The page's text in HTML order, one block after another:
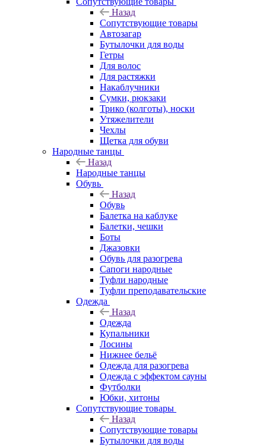
Назад
Сопутствующие товары
Автозагар
Бутылочки для воды
Гетры
Для волос
Для растяжки
Накаблучники
Сумки, рюкзаки
Трико (колготы), носки
Утяжелители
Чехлы
Щетка для обуви
Народные танцы
Назад
Народные танцы
Обувь
Назад
Обувь
Балетка на каблуке
Балетки, чешки
Боты
Джазовки
Обувь для разогрева
Сапоги народные
Туфли народные
Туфли преподавательские
Одежда
Назад
Одежда
Купальники
Лосины
Нижнее бельё
Одежда для разогрева
Одежда с эффектом сауны
Футболки
Юбки, хитоны
Сопутствующие товары
Назад
Сопутствующие товары
Бутылочки для воды